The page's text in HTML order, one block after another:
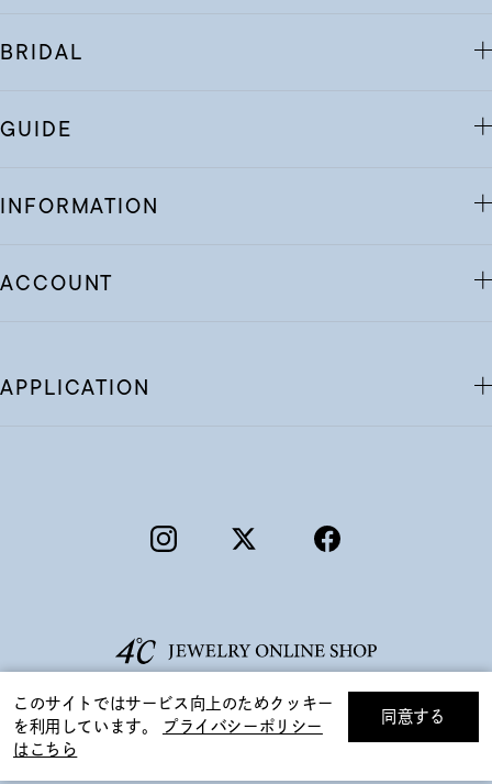
絞り込んで検索する
BRIDAL
GUIDE
INFORMATION
ACCOUNT
APPLICATION
このサイトではサービス向上のためクッキー
を利用しています。
プライバシーポリシー
はこちら
同意する